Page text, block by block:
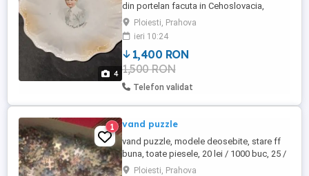
4
din portelan facuta in Cehoslovacia,
pictata imaginea regelui in atelierele
Julietta. Dimensiune fructiera diametru 24
cm, inaltime 7cm
Ploiesti, Prahova
ieri 10:24
1,400 RON
1,500 RON
Telefon validat
1 vand puzzle
vand puzzle, modele deosebite, stare ff
buna, toate piesele, 20 lei / 1000 buc, 25 /
1500 buc
Ploiesti, Prahova